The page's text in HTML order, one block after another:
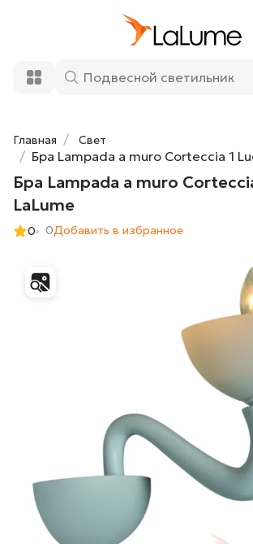
Главная Свет
Бра Lampada a muro Corteccia 1
Бра Lampada a muro
LaLume
0 0Добавить в избранное